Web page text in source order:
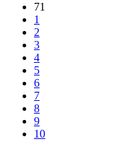
71
1
2
3
4
5
6
7
8
9
10